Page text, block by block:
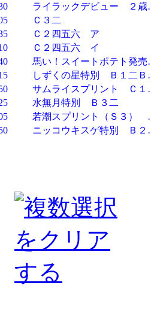
ライラックデビュー ２
Ｃ３二
Ｃ２四五六 ア
Ｃ２四五六 イ
馬い！スイートポテト発
しずくの星特別 Ｂ１二
サムライスプリント Ｃ
水無月特別 Ｂ３二
若潮スプリント（Ｓ３）
ニッコウキスゲ特別 Ｂ